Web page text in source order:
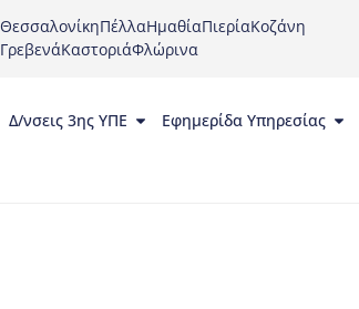
ΘεσσαλονίκηΠέλλαΗμαθίαΠιερίαΚοζάνη
ΓρεβενάΚαστοριάΦλώρινα
Δ/νσεις 3ης ΥΠΕ Εφημερίδα Υπηρεσίας